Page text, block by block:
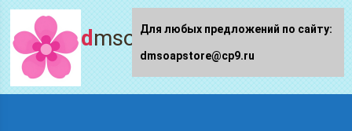
dmsoapstore.ru
Для любых предложений по сайту:
dmsoapstore@cp9.ru